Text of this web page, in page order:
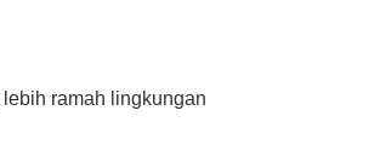
ramah lingkungan